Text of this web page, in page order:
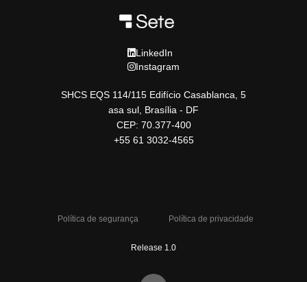
LinkedIn
Instagram
SHCS EQS 114/115 Edifício Casablanca, 5
asa sul, Brasília - DF
CEP: 70.377-400
+55 61 3032-4565
Política de segurança Política de privacidade
Release 1.0